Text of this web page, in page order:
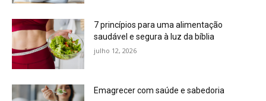
7 princípios para uma alimentação
saudável e segura à luz da bíblia
julho 12, 2026
Emagrecer com saúde e sabedoria